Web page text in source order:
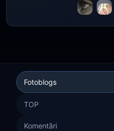
Fotoblogs
TOP
Komentāri